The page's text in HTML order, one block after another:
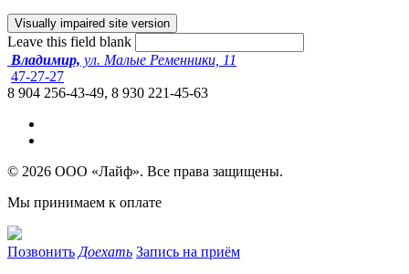
Leave this field blank
Владимир, ул. Малые Ременники, 11
47-27-27
8 904 256-43-49, 8 930 221-45-63
© 2026 ООО «Лайф». Все права защищены.
Мы принимаем к оплате
Позвонить Доехать Запись на приём